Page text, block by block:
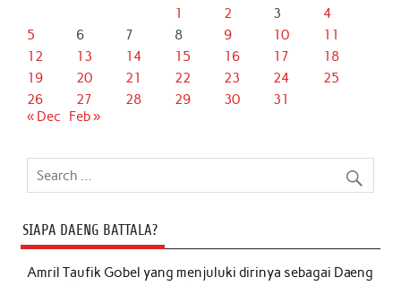
1 2 3
4
5
6 7 8 9 10
11
12
13 14 15 16 17
18
19
20 21 22 23 24
25
26
27 28 29 30
31
« Dec
Feb »
SIAPA DAENG BATTALA?
Amril Taufik Gobelyang menjuluki dirinya sebagai Daeng